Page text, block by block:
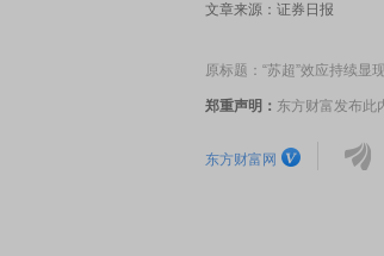
文章来源：证券日报
原标题：“苏超”效应持续显
郑重声明： 东方财富发布此
东方财富网